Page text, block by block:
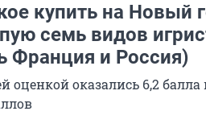
купить на Новый
семь видов
Франция и Россия)
оценкой оказались 6,2 балла